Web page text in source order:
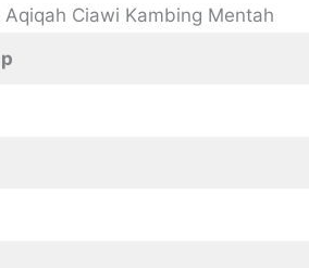
Aqiqah Ciawi Kambing Mentah